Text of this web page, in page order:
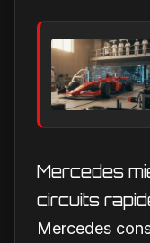
Mercedes
circuits
Mercedes